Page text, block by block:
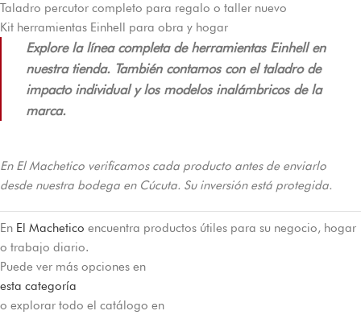
Taladro percutor completo para regalo o taller nuevo
Kit herramientas Einhell para obra y hogar
Explore la línea completa de herramientas Einhell en
nuestra tienda. También contamos con el taladro de
impacto individual y los modelos inalámbricos de la
marca.
En El Machetico verificamos cada producto antes de enviarlo
desde nuestra bodega en Cúcuta. Su inversión está protegida.
En El Machetico encuentra productos útiles para su negocio, hogar
o trabajo diario.
Puede ver más opciones en
esta categoría
o explorar todo el catálogo en